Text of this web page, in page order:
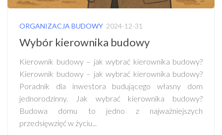
ORGANIZACJA BUDOWY 2024-12-31
Wybór kierownika budowy
Kierownik budowy – jak wybrać kierownika budowy?
Kierownik budowy – jak wybrać kierownika budowy?
Poradnik dla inwestora budującego własny dom
jednorodzinny. Jak wybrać kierownika budowy?
Budowa domu to jedno z najważniejszych
przedsięwzięć w życiu...